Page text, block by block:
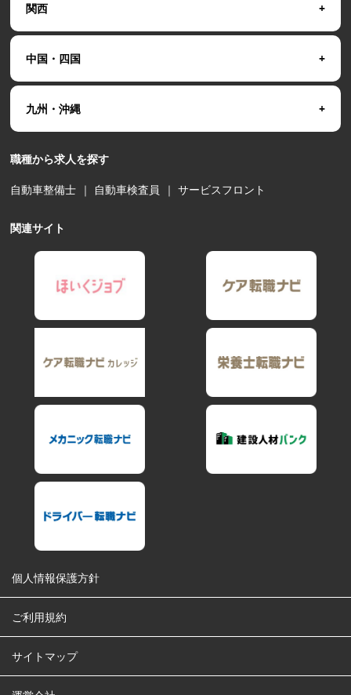
関西
中国・四国
九州・沖縄
職種から求人を探す
自動車整備士 ｜ 自動車検査員 ｜サービスフロント
関連サイト
個人情報保護方針
ご利用規約
サイトマップ